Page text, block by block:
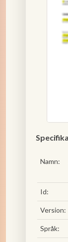
Namn:
Id:
Version:
Språk: